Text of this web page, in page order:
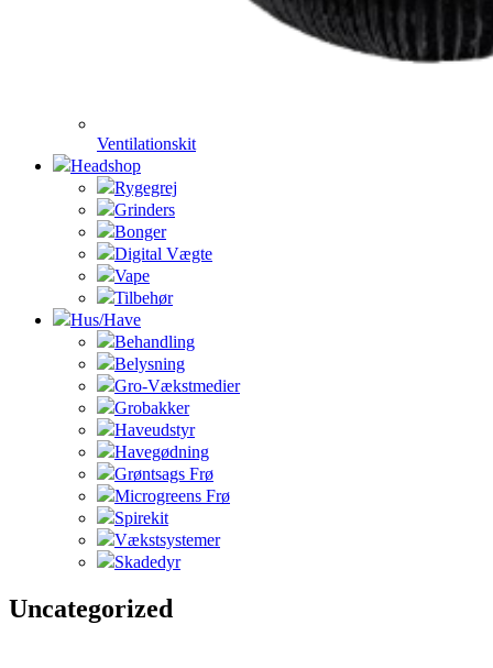
Ventilationskit
Headshop
Rygegrej
Grinders
Bonger
Digital Vægte
Vape
Tilbehør
Hus/Have
Behandling
Belysning
Gro-Vækstmedier
Grobakker
Haveudstyr
Havegødning
Grøntsags Frø
Microgreens Frø
Spirekit
Vækstsystemer
Skadedyr
Uncategorized